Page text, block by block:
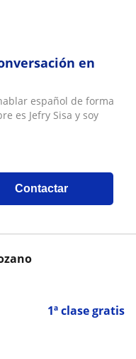
en
español de forma
es Jefry Sisa y soy
Contactar
1ª clase gratis